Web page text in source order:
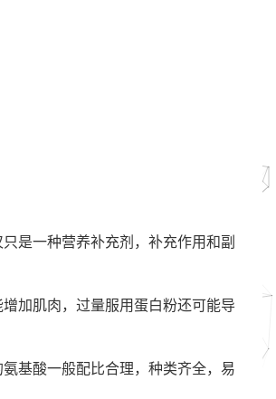
是一种营养补充剂，补充作用和副
加肌肉，过量服用蛋白粉还可能导
基酸一般配比合理，种类齐全，易